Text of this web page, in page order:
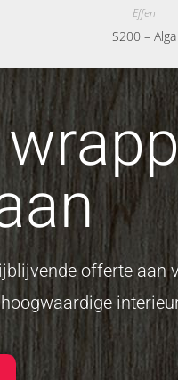
Effen
S200 – Alga
offerte aan